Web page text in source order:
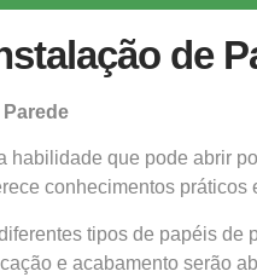
de
habilidade que pode abrir
conhecimentos
tipos de papéis
e acabamento serão